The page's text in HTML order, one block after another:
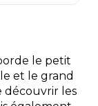
le petit
et le grand
découvrir les